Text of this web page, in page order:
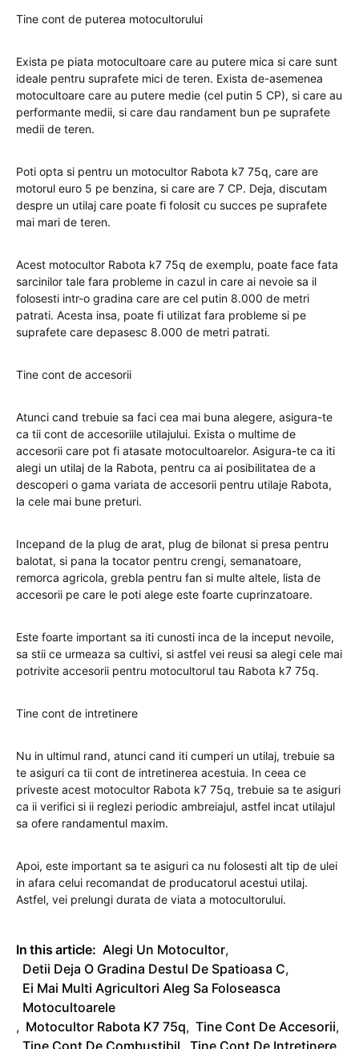
Tine cont de puterea motocultorului
Exista pe piata motocultoare care au putere mica si care sunt
ideale pentru suprafete mici de teren. Exista de-asemenea
motocultoare care au putere medie (cel putin 5 CP), si care au
performante medii, si care dau randament bun pe suprafete
medii de teren.
Poti opta si pentru un motocultor Rabota k7 75q, care are
motorul euro 5 pe benzina, si care are 7 CP. Deja, discutam
despre un utilaj care poate fi folosit cu succes pe suprafete
mai mari de teren.
Acest motocultor Rabota k7 75q de exemplu, poate face fata
sarcinilor tale fara probleme in cazul in care ai nevoie sa il
folosesti intr-o gradina care are cel putin 8.000 de metri
patrati. Acesta insa, poate fi utilizat fara probleme si pe
suprafete care depasesc 8.000 de metri patrati.
Tine cont de accesorii
Atunci cand trebuie sa faci cea mai buna alegere, asigura-te
ca tii cont de accesoriile utilajului. Exista o multime de
accesorii care pot fi atasate motocultoarelor. Asigura-te ca iti
alegi un utilaj de la Rabota, pentru ca ai posibilitatea de a
descoperi o gama variata de accesorii pentru utilaje Rabota,
la cele mai bune preturi.
Incepand de la plug de arat, plug de bilonat si presa pentru
balotat, si pana la tocator pentru crengi, semanatoare,
remorca agricola, grebla pentru fan si multe altele, lista de
accesorii pe care le poti alege este foarte cuprinzatoare.
Este foarte important sa iti cunosti inca de la inceput nevoile,
sa stii ce urmeaza sa cultivi, si astfel vei reusi sa alegi cele mai
potrivite accesorii pentru motocultorul tau Rabota k7 75q.
Tine cont de intretinere
Nu in ultimul rand, atunci cand iti cumperi un utilaj, trebuie sa
te asiguri ca tii cont de intretinerea acestuia. In ceea ce
priveste acest motocultor Rabota k7 75q, trebuie sa te asiguri
ca ii verifici si ii reglezi periodic ambreiajul, astfel incat utilajul
sa ofere randamentul maxim.
Apoi, este important sa te asiguri ca nu folosesti alt tip de ulei
in afara celui recomandat de producatorul acestui utilaj.
Astfel, vei prelungi durata de viata a motocultorului.
In this article: Alegi Un Motocultor,
Detii Deja O Gradina Destul De Spatioasa C,
Ei Mai Multi Agricultori Aleg Sa Foloseasca
Motocultoarele
, Motocultor Rabota K7 75q, Tine Cont De Accesorii,
Tine Cont De Combustibil
Tine Cont De Intretinere